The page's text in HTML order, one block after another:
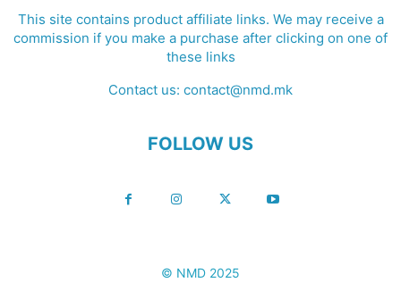
This site contains product affiliate links. We may receive a
commission if you make a purchase after clicking on one of
these links
Contact us: contact@nmd.mk
FOLLOW US
© NMD 2025